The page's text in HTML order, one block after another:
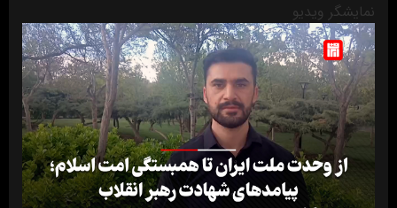
نمایشگر ویدیو